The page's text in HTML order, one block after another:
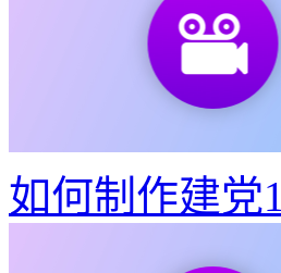
如何制作建党